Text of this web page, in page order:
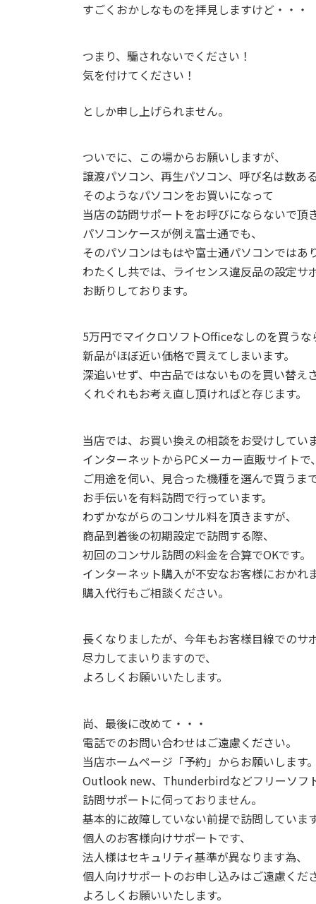
すごくおかしなものを拝見しますけど・・・
つまり、騙されないでください！
気を付けてください！
としか申し上げられません。
ついでに、この場からお願いしますが、
譲渡パソコン、再生パソコン、呼び名は数ある
そのようなパソコンをお買いになって
当店の訪問サポートをお呼びにならないで頂
パソコンケースが例え富士通でも、
そのパソコンはもはや富士通パソコンではあ
わたくし共では、ライセンス違反品の設定サ
お断りしております。
5万円でマイクロソフトOfficeなしのを買うな
新品がほぼ近い価格で買えてしまいます。
深追いせず、中古品ではないものを買い替え
くれぐれもお考え直し頂ければと存じます。
当店では、お買い換えの相談をお受けしていま
インターネットからPCメーカー直販サイトで、
ご用途を伺い、見合った機種を選んで買うま
お手伝いを有料訪問で行っています。
わずかながらのコンサル料を頂きますが、
商品到着後の初期設定で訪問する際、
初回のコンサル訪問の料金を合算でOKです。
インターネット購入が不安なお客様におかれ
購入代行もご相談ください。
長くなりましたが、今年もお客様目線でのサ
尽力してまいりますので、
よろしくお願いいたします。
尚、最後に改めて・・・
電話でのお問い合わせはご遠慮ください。
当店ホームページ「予約」からお願いします。
Outlook new、Thunderbirdなどフリーソフ
訪問サポートに伺っておりません。
基本的に故障していない前提で訪問しています
個人のお客様向けサポートです、
法人様はセキュリティ基準が異なります為、
個人向けサポートのお申し込みはご遠慮くだ
よろしくお願いいたします。